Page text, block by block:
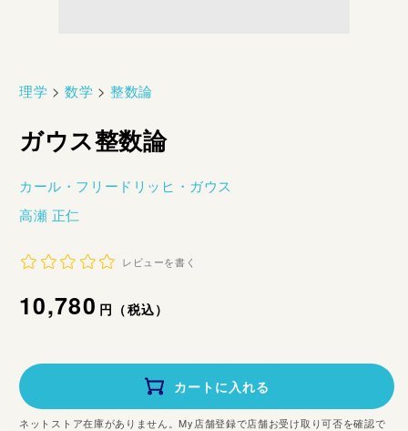
理学 >数学 >整数論
ガウス整数論
カール・フリードリッヒ・ガウス
高瀬 正仁
レビューを書く
通
価
格
10,780円（税込）
カートに入れる
ネットストア在庫がありません。My店舗登録で店舗お受け取り可否を確認で